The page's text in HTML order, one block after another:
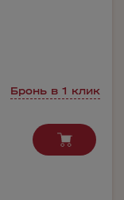
Бронь в 1 клик